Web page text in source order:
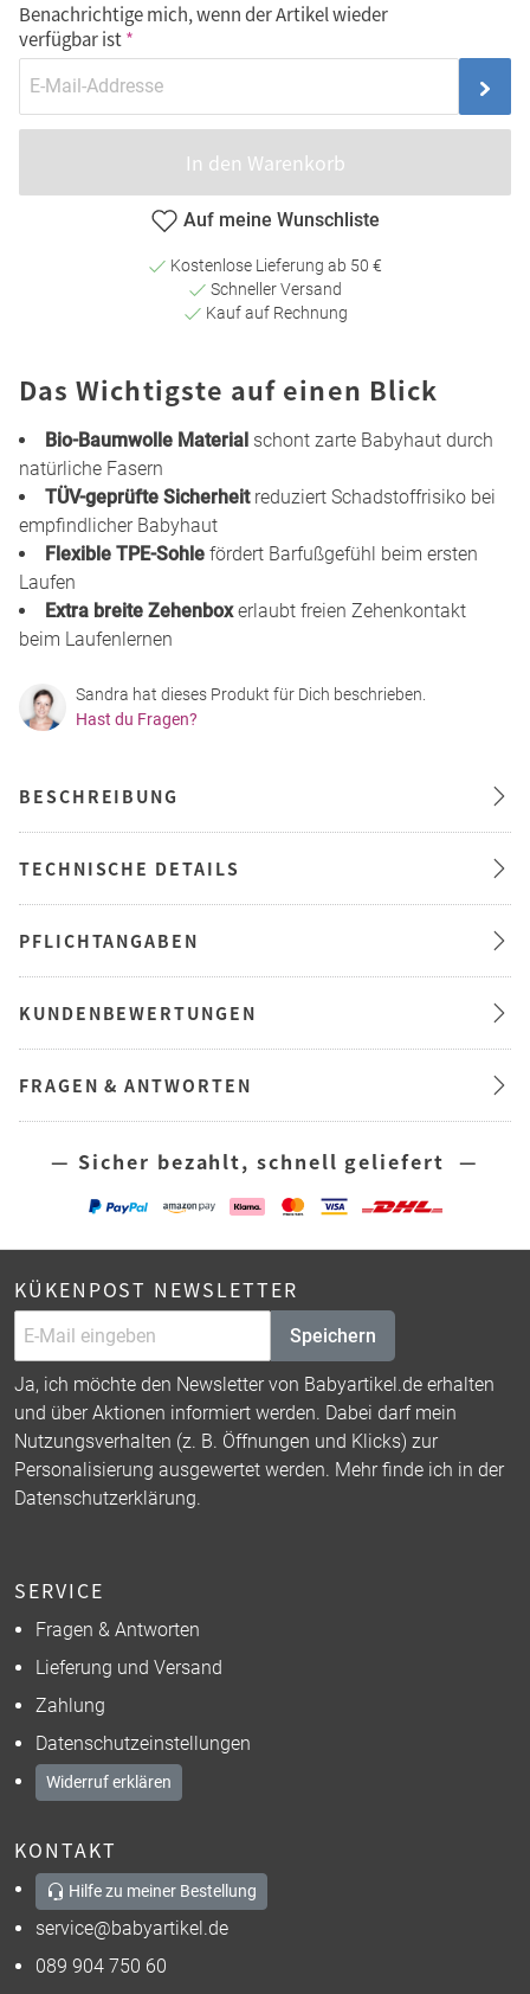
Benachrichtige mich, wenn der Artikel wieder
verfügbar ist
In den Warenkorb
Auf meine Wunschliste
Kostenlose Lieferung ab 50 €
Schneller Versand
Kauf auf Rechnung
Das Wichtigste auf einen Blick
Bio-Baumwolle Material schont zarte Babyhaut durch
natürliche Fasern
TÜV-geprüfte Sicherheitreduziert Schadstoffrisiko bei
empfindlicher Babyhaut
Flexible TPE-Sohle fördert Barfußgefühl beim ersten
Laufen
Extra breite Zehenboxerlaubt freien Zehenkontakt
beim Laufenlernen
Sandra hat dieses Produkt für Dich beschrieben.
Hast du Fragen?
BESCHREIBUNG
TECHNISCHE DETAILS
PFLICHTANGABEN
KUNDENBEWERTUNGEN
FRAGEN & ANTWORTEN
— Sicher bezahlt, schnell geliefert —
KÜKENPOST NEWSLETTER
Speichern
Ja, ich möchte den Newsletter von Babyartikel.de erhalten
und über Aktionen informiert werden. Dabei darf mein
Nutzungsverhalten (z. B. Öffnungen und Klicks) zur
Personalisierung ausgewertet werden. Mehr finde ich in der
Datenschutzerklärung.
SERVICE
Fragen & Antworten
Lieferung und Versand
Zahlung
Datenschutzeinstellungen
Widerruf erklären
KONTAKT
Hilfe zu meiner Bestellung
service@babyartikel.de
089 904 750 60